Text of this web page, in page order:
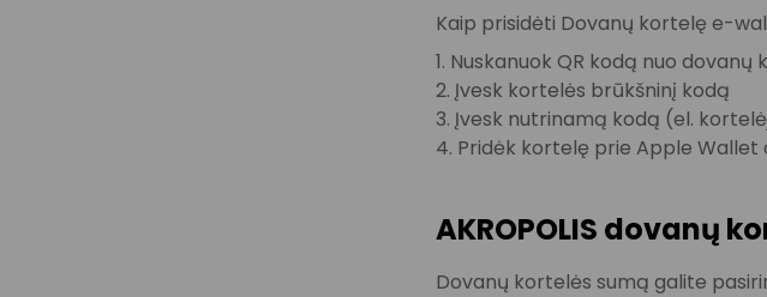
Kaip prisidėti Dovanų kortelę e-
1. Nuskanuok QR kodą nuo dovanų
2. Įvesk kortelės brūkšninį kodą
3. Įvesk nutrinamą kodą (el.
4. Pridėk kortelę prie Apple Wallet
AKROPOLIS dovanų
Dovanų kortelės sumą galite